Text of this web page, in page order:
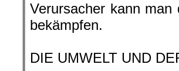
Verursacher kann man
bekämpfen.
DIE UMWELT UND